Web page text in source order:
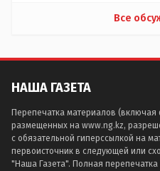
Все
НАША ГАЗЕТА
Перепечатка материалов
размещенных на www.ng.kz,
с обязательной гиперссылкой на
первоисточник в следующей или
"Наша Газета". Полная